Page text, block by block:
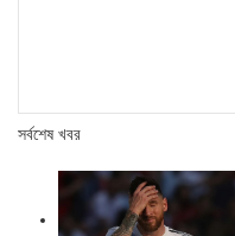
সর্বশেষ খবর